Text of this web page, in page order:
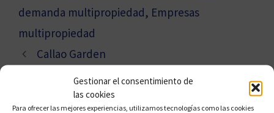
Gestionar el consentimiento de
las cookies
Para ofrecer las mejores experiencias, utilizamos tecnologías como las cookies
demanda multipropiedad, Empresas
multipropiedad
Callao Garden
Empresas de Multipropiedad